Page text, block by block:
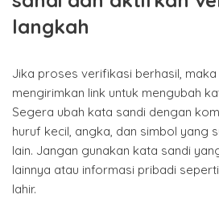
langkah
Jika proses verifikasi berhasil,
mengirimkan link untuk mengubah
Segera ubah kata sandi dengan
huruf kecil, angka, dan simbol yang
lain. Jangan gunakan kata sandi
lainnya atau informasi pribadi
lahir.